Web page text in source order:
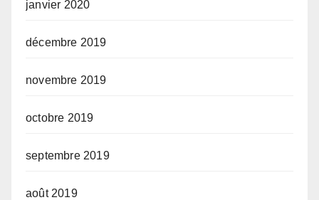
janvier 2020
décembre 2019
novembre 2019
octobre 2019
septembre 2019
août 2019